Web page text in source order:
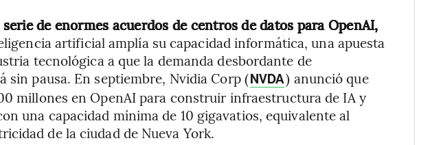
de enormes acuerdos de centros de datos para OpenAI,
artificial amplía su capacidad informática, una apuesta
tecnológica a que la demanda desbordante de
sin pausa. En septiembre, Nvidia Corp (NVDA) anunció que
millones en OpenAI para construir infraestructura de IA y
una capacidad mínima de 10 gigavatios, equivalente al
de la ciudad de Nueva York.